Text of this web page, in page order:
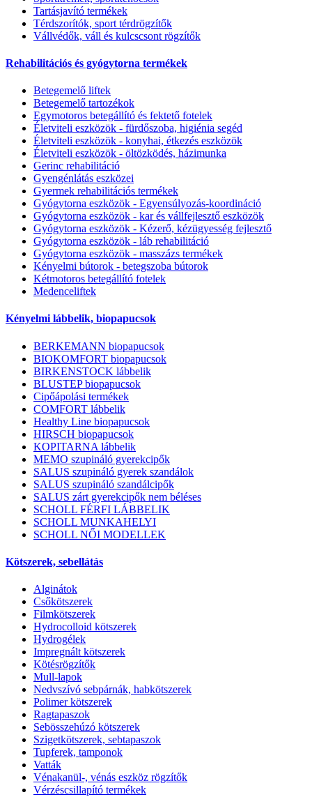
Tartásjavító termékek
Térdszorítók, sport térdrögzítők
Vállvédők, váll és kulcscsont rögzítők
Rehabilitációs és gyógytorna termékek
Betegemelő liftek
Betegemelő tartozékok
Egymotoros betegállító és fektető fotelek
Életviteli eszközök - fürdőszoba, higiénia segéd
Életviteli eszközök - konyhai, étkezés eszközök
Életviteli eszközök - öltözködés, házimunka
Gerinc rehabilitáció
Gyengénlátás eszközei
Gyermek rehabilitációs termékek
Gyógytorna eszközök - Egyensúlyozás-koordináció
Gyógytorna eszközök - kar és vállfejlesztő eszközök
Gyógytorna eszközök - Kézerő, kézügyesség fejlesztő
Gyógytorna eszközök - láb rehabilitáció
Gyógytorna eszközök - masszázs termékek
Kényelmi bútorok - betegszoba bútorok
Kétmotoros betegállító fotelek
Medenceliftek
Kényelmi lábbelik, biopapucsok
BERKEMANN biopapucsok
BIOKOMFORT biopapucsok
BIRKENSTOCK lábbelik
BLUSTEP biopapucsok
Cipőápolási termékek
COMFORT lábbelik
Healthy Line biopapucsok
HIRSCH biopapucsok
KOPITARNA lábbelik
MEMO szupináló gyerekcipők
SALUS szupináló gyerek szandálok
SALUS szupináló szandálcipők
SALUS zárt gyerekcipők nem béléses
SCHOLL FÉRFI LÁBBELIK
SCHOLL MUNKAHELYI
SCHOLL NŐI MODELLEK
Kötszerek, sebellátás
Alginátok
Csőkötszerek
Filmkötszerek
Hydrocolloid kötszerek
Hydrogélek
Impregnált kötszerek
Kötésrögzítők
Mull-lapok
Nedvszívó sebpárnák, habkötszerek
Polimer kötszerek
Ragtapaszok
Sebösszehúzó kötszerek
Szigetkötszerek, sebtapaszok
Tupferek, tamponok
Vatták
Vénakanül-, vénás eszköz rögzítők
Vérzéscsillapító termékek